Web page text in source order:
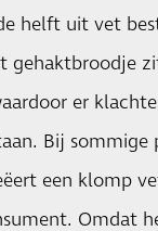
helft uit vet
gehaktbroodje
er
Bij sommige
een klomp
Omdat